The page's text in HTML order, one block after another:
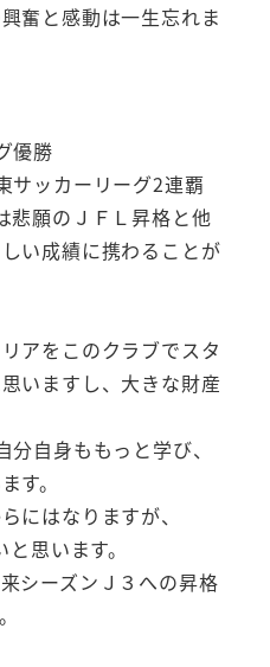
奮と感動は一生忘れま
優勝
サッカーリーグ2連覇
悲願のＪＦＬ昇格と他
い成績に携わることが
アをこのクラブでスタ
いますし、大きな財産
自身ももっと学び、
す。
にはなりますが、
思います。
シーズンＪ３への昇格